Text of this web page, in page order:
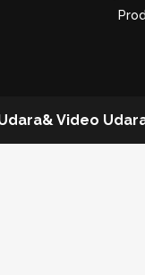
Video